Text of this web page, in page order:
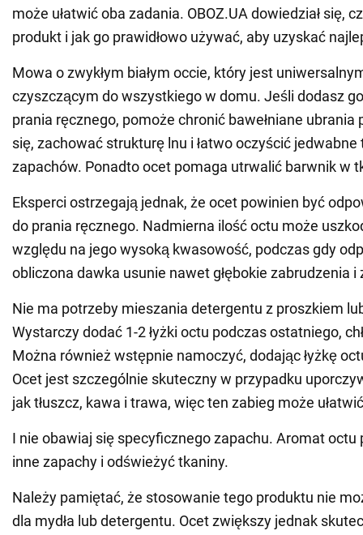
może ułatwić oba zadania. OBOZ.UA dowiedział się,
produkt i jak go prawidłowo używać, aby uzyskać
Mowa o zwykłym białym occie, który jest
czyszczącym do wszystkiego w domu. Jeśli dodasz
prania ręcznego, pomoże chronić bawełniane ubrania
się, zachować strukturę lnu i łatwo oczyścić jedwabne
zapachów. Ponadto ocet pomaga utrwalić barwnik w
Eksperci ostrzegają jednak, że ocet powinien być
do prania ręcznego. Nadmierna ilość octu może
względu na jego wysoką kwasowość, podczas gdy
obliczona dawka usunie nawet głębokie zabrudzenia i
Nie ma potrzeby mieszania detergentu z proszkiem
Wystarczy dodać 1-2 łyżki octu podczas ostatniego,
Można również wstępnie namoczyć, dodając łyżkę
Ocet jest szczególnie skuteczny w przypadku
jak tłuszcz, kawa i trawa, więc ten zabieg może
I nie obawiaj się specyficznego zapachu. Aromat octu
inne zapachy i odświeżyć tkaniny.
Należy pamiętać, że stosowanie tego produktu nie
dla mydła lub detergentu. Ocet zwiększy jednak